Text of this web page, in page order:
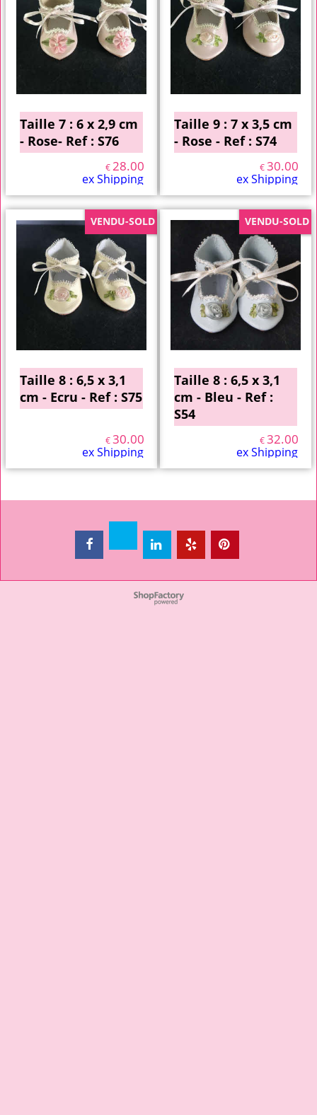
Taille 7 : 6 x 2,9 cm
- Rose- Ref : S76
€28.00
ex Shipping
Taille 9 : 7 x 3,5 cm
- Rose - Ref : S74
€30.00
ex Shipping
VENDU-SOLD
Taille 8 : 6,5 x 3,1
cm - Ecru - Ref : S75
€30.00
ex Shipping
VENDU-SOLD
Taille 8 : 6,5 x 3,1
cm - Bleu - Ref :
S54
€32.00
ex Shipping
To create online store ShopFactory eCommerce software was used.